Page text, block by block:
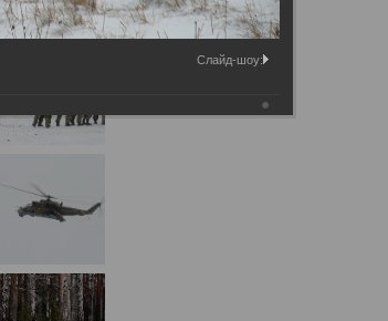
Слайд-шоу: